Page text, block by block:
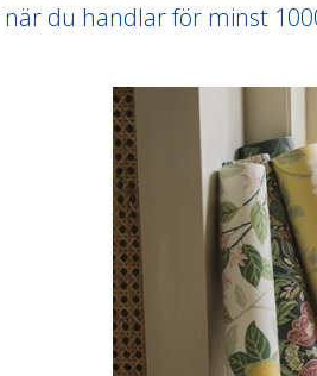
du handlar för minst